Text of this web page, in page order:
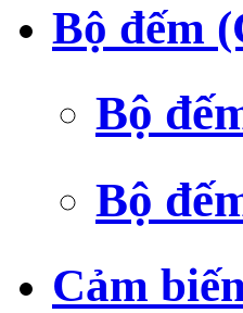
Bộ đếm
Bộ
Bộ
Cảm